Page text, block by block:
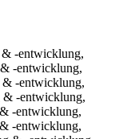
& -entwicklung, Stgadtplanung & -entwicklung, Shtadtplanung & -entwicklung, Sthadtplanung & -entwicklung, Sytadtplanung & -entwicklung, Styadtplanung & -entwicklung, S5tadtplanung & -entwicklung, St5adtplanung & -entwicklung, S6tadtplanung & -entwicklung, St6adtplanung & -entwicklung, Stqadtplanung & -entwicklung, Staqdtplanung & -entwicklung, Stwadtplanung & -entwicklung, Stawdtplanung & -entwicklung, Stzadtplanung & -entwicklung, Stazdtplanung & -entwicklung, Stxadtplanung & -entwicklung, Staxdtplanung & -entwicklung, Stadxtplanung & -entwicklung, Stasdtplanung & -entwicklung, Stadstplanung & -entwicklung, Stadwtplanung & -entwicklung, Staedtplanung & -entwicklung, Stadetplanung & -entwicklung, Stardtplanung & -entwicklung, Stadrtplanung & -entwicklung, Stafdtplanung & -entwicklung, Stadftplanung & -entwicklung, Stavdtplanung & -entwicklung, Stadvtplanung & -entwicklung, Stacdtplanung & -entwicklung, Stadctplanung & -entwicklung, Stadtrplanung & -entwicklung, Stadtfplanung & -entwicklung, Stadgtplanung & -entwicklung, Stadtgplanung & -entwicklung, Stadhtplanung & -entwicklung, Stadthplanung & -entwicklung, Stadytplanung & -entwicklung, Stadtyplanung & -entwicklung, Stad5tplanung & -entwicklung, Stadt5planung & -entwicklung, Stad6tplanung & -entwicklung, Stadt6planung & -entwicklung, Stadtoplanung & -entwicklung, Stadtpolanung & -entwicklung, Stadtlplanung & -entwicklung, Stadtöplanung & -entwicklung, Stadtpölanung & -entwicklung, Stadtüplanung & -entwicklung, Stadtpülanung & -entwicklung, Stadt0planung & -entwicklung, Stadtp0lanung & -entwicklung, Stadtßplanung & -entwicklung, Stadtpßlanung & -entwicklung, Stadtplpanung & -entwicklung, Stadtploanung & -entwicklung, Stadtpilanung & -entwicklung, Stadtplianung & -entwicklung, Stadtpklanung & -entwicklung, Stadtplkanung & -entwicklung, Stadtpmlanung & -entwicklung, Stadtplmanung & -entwicklung, Stadtplqanung & -entwicklung, Stadtplaqnung & -entwicklung, Stadtplwanung & -entwicklung, Stadtplawnung & -entwicklung, Stadtplzanung & -entwicklung, Stadtplaznung & -entwicklung, Stadtplxanung & -entwicklung, Stadtplaxnung & -entwicklung, Stadtpla nung & -entwicklung, Stadtplan ung & -entwicklung, Stadtplabnung & -entwicklung, Stadtplanbung & -entwicklung, Stadtplagnung & -entwicklung, Stadtplangung & -entwicklung, Stadtplahnung & -entwicklung, Stadtplanhung & -entwicklung, Stadtplajnung & -entwicklung, Stadtplanjung & -entwicklung, Stadtplamnung & -entwicklung, Stadtplanmung & -entwicklung, Stadtplanyung & -entwicklung, Stadtplanuyng & -entwicklung, Stadtplanuhng & -entwicklung, Stadtplanujng & -entwicklung, Stadtplankung & -entwicklung, Stadtplanukng & -entwicklung, Stad